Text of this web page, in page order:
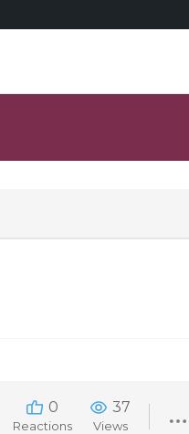
0
Reactions
37
Views